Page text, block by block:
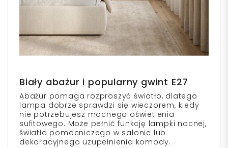
Biały abażur i popularny gwint E27
Abażur pomaga rozproszyć światło, dlatego
lampa dobrze sprawdzi się wieczorem, kiedy
nie potrzebujesz mocnego oświetlenia
sufitowego. Może pełnić funkcję lampki nocnej,
światła pomocniczego w salonie lub
dekoracyjnego uzupełnienia komody.